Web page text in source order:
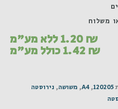
משלוח
1.20₪ ללא מע"מ
1.42₪ כולל מע"מ
120205
,
A4
, משושה, נירוסטה